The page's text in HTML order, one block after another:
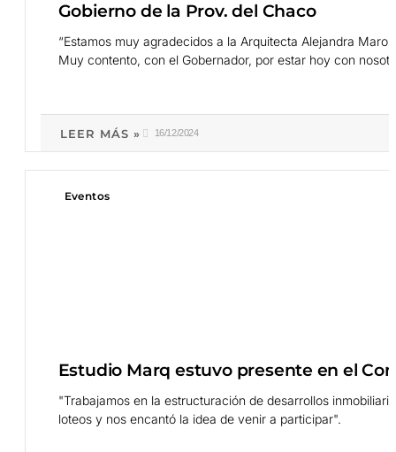
Gobierno de la Prov. del Chaco
“Estamos muy agradecidos a la Arquitecta Alejandra
Muy contento, con el Gobernador, por estar hoy con
LEER MÁS » 16/12/2024
Eventos
Estudio Marq estuvo presente en el
"Trabajamos en la estructuración de desarrollos
loteos y nos encantó la idea de venir a participar".